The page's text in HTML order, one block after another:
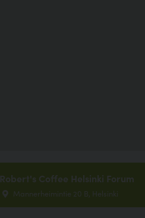
Robert's Coffee Helsinki Forum
Mannerheimintie 20 B, Helsinki